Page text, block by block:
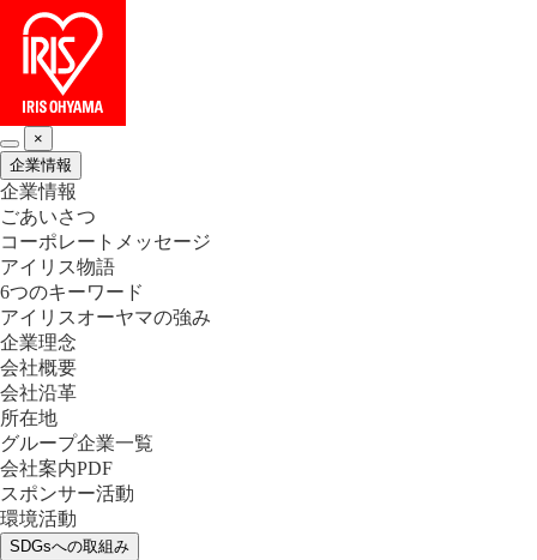
×
企業情報
企業情報
ごあいさつ
コーポレートメッセージ
アイリス物語
6つのキーワード
アイリスオーヤマの強み
企業理念
会社概要
会社沿革
所在地
グループ企業一覧
会社案内PDF
スポンサー活動
環境活動
SDGsへの取組み